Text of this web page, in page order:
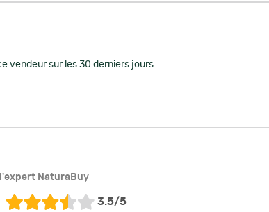
vendeur sur les 30 derniers jours.
l'expert NaturaBuy
3.5/5